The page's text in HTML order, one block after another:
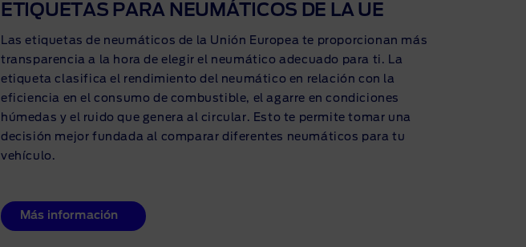
ETIQUETAS PARA NEUMÁTICOS DE LA UE
Las etiquetas de neumáticos de la Unión Europea te proporcionan más
transparencia a la hora de elegir el neumático adecuado para ti. La
etiqueta clasifica el rendimiento del neumático en relación con la
eficiencia en el consumo de combustible, el agarre en condiciones
húmedas y el ruido que genera al circular. Esto te permite tomar una
decisión mejor fundada al comparar diferentes neumáticos para tu
vehículo.
Más información